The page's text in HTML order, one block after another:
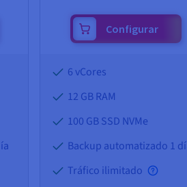
Configurar
6 vCores
12 GBRAM
100 GB SSD NVMe
Backup automatizado 1
Tráfico ilimitado